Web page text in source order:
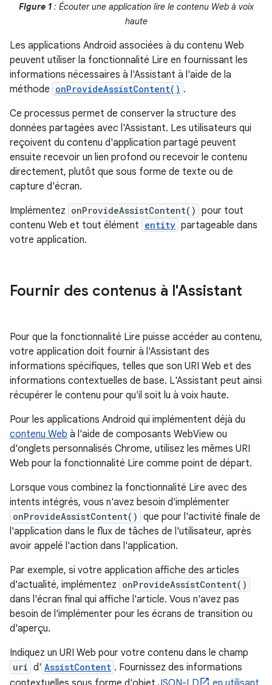
Figure 1: Écouter une application lire le contenu Web à voix
haute
Les applications Android associées à du contenu Web
peuvent utiliser la fonctionnalité Lire en fournissant les
informations nécessaires à l'Assistant à l'aide de la
méthode onProvideAssistContent() .
Ce processus permet de conserver la structure des
données partagées avec l'Assistant. Les utilisateurs qui
reçoivent du contenu d'application partagé peuvent
ensuite recevoir un lien profond ou recevoir le contenu
directement, plutôt que sous forme de texte ou de
capture d'écran.
Implémentez onProvideAssistContent() pour tout
contenu Web et tout élément entity partageable dans
votre application.
Fournir des contenus à l'Assistant
Pour que la fonctionnalité Lire puisse accéder au contenu,
votre application doit fournir à l'Assistant des
informations spécifiques, telles que son URI Web et des
informations contextuelles de base. L'Assistant peut ainsi
récupérer le contenu pour qu'il soit lu à voix haute.
Pour les applications Android qui implémentent déjà du
contenu Web à l'aide de composants WebView ou
d'onglets personnalisés Chrome, utilisez les mêmes URI
Web pour la fonctionnalité Lire comme point de départ.
Lorsque vous combinez la fonctionnalité Lire avec des
intents intégrés, vous n'avez besoin d'implémenter
onProvideAssistContent() que pour l'activité finale de
l'application dans le flux de tâches de l'utilisateur, après
avoir appelé l'action dans l'application.
Par exemple, si votre application affiche des articles
d'actualité, implémentez onProvideAssistContent()
dans l'écran final qui affiche l'article. Vous n'avez pas
besoin de l'implémenter pour les écrans de transition ou
d'aperçu.
Indiquez un URI Web pour votre contenu dans le champ
uri d' AssistContent . Fournissez des informations